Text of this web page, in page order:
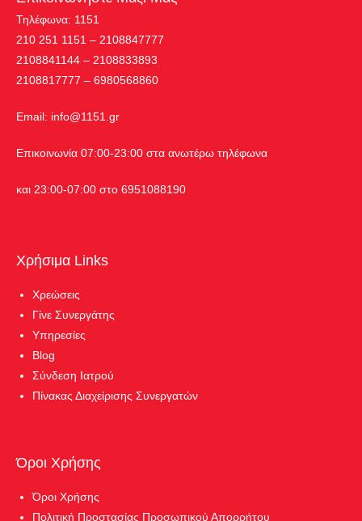
Τηλέφωνα: 1151
210 251 1151 – 2108847777
2108841144 – 2108833893
2108817777 – 6980568860
Εmail: info@1151.gr
Επικοινωνία 07:00-23:00 στα ανωτέρω τηλέφωνα
και 23:00-07:00 στο 6951088190
Χρήσιμα Links
Χρεώσεις
Γίνε Συνεργάτης
Υπηρεσίες
Blog
Σύνδεση Ιατρού
Πίνακας Διαχείρισης Συνεργατών
Όροι Χρήσης
Όροι Χρήσης
Πολιτική Προστασίας Προσωπικού Απορρήτου